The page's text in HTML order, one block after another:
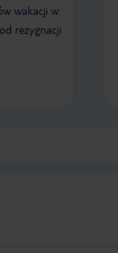
wakacji w
rezygnacji